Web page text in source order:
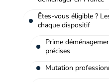
Êtes-vous éligible ?
chaque dispositif
Prime
précises
Mutation